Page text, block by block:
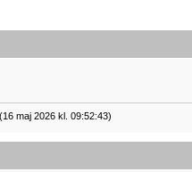
maj 2026 kl. 09:52:43)